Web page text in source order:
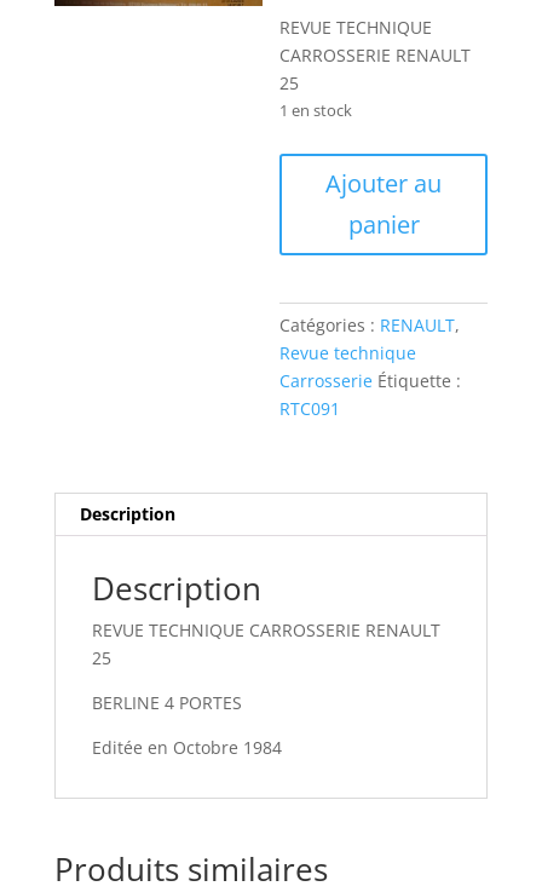
REVUE TECHNIQUE
CARROSSERIE RENAULT
25
1 en stock
REVUE
CARROSSERIE
RENAULT
25
Ajouter au
panier
Catégories : RENAULT,
Revue technique
Carrosserie Étiquette :
RTC091
Description
Description
REVUE TECHNIQUE CARROSSERIE RENAULT
25
BERLINE 4 PORTES
Editée en Octobre 1984
Produits similaires